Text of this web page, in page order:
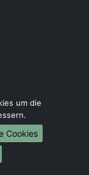
um die
Cookies